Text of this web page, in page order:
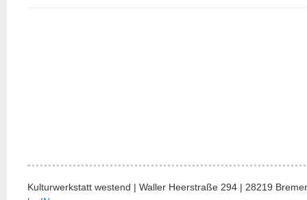
Kulturwerkstatt westend | Waller Heerstraße 294 | 28219